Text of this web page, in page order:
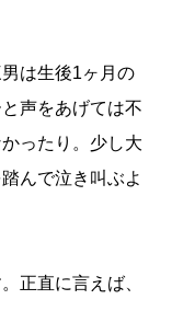
は生後1ヶ月の
声をあげては不
ったり。少し大
んで泣き叫ぶよ
正直に言えば、